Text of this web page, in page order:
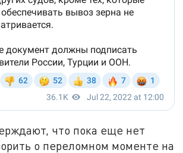
что пока еще нет
о переломном моменте на